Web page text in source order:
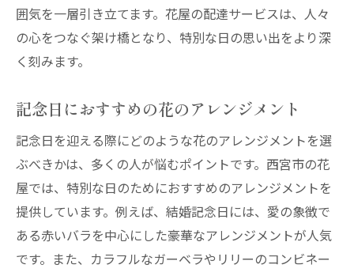
囲気を一層引き立てます。花屋の配達サービスは、人々
の心をつなぐ架け橋となり、特別な日の思い出をより深
く刻みます。
記念日におすすめの花のアレンジメント
記念日を迎える際にどのような花のアレンジメントを選
ぶべきかは、多くの人が悩むポイントです。西宮市の花
屋では、特別な日のためにおすすめのアレンジメントを
提供しています。例えば、結婚記念日には、愛の象徴で
ある赤いバラを中心にした豪華なアレンジメントが人気
です。また、カラフルなガーベラやリリーのコンビネー